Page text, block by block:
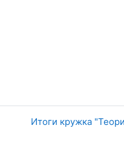
Итоги кружка